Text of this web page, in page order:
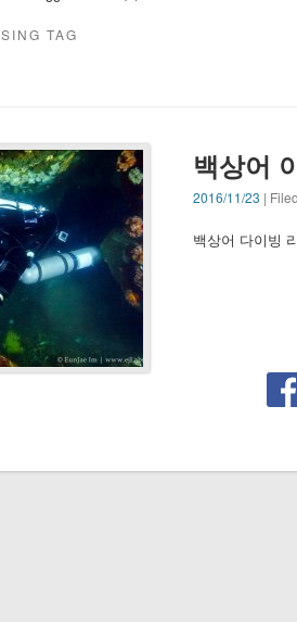
TAG
백상어
2016/11/23 |
백상어 다이빙